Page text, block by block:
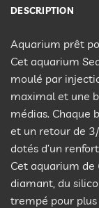
DESCRIPTION
Aquarium prêt
Cet aquarium
moulé par
maximal et une
médias. Chaque
et un retour de
dotés d’un
Cet aquarium de
diamant, du
trempé pour plus